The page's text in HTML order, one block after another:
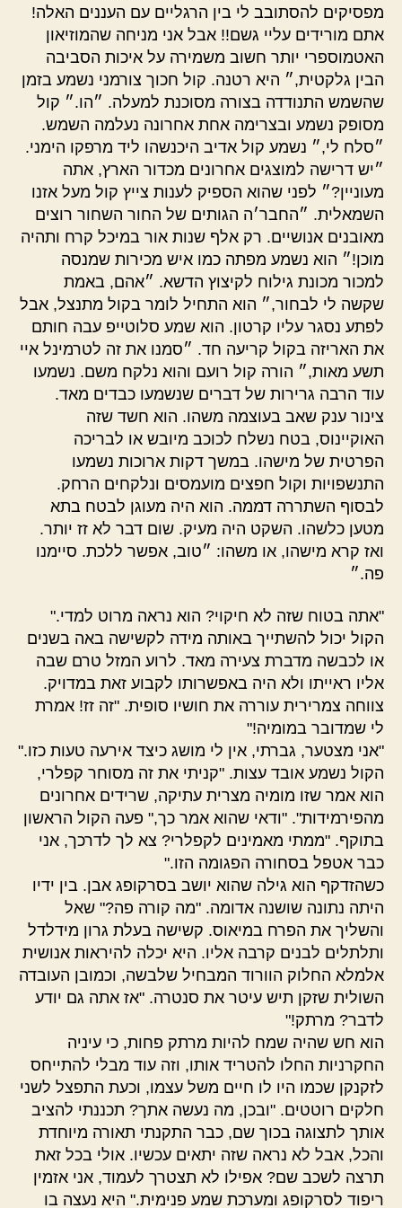
מפסיקים להסתובב לי בין הרגליים עם העננים האלה!
אתם מורידים עליי גשם!! אבל אני מניחה שהמוזיאון
האטמוספרי יותר חשוב משמירה על איכות הסביבה
הבין גלקטית,״ היא רטנה. קול חכוך צורמני נשמע בזמן
שהשמש התנודדה בצורה מסוכנת למעלה. ״הו.״ קול
מסופק נשמע ובצרימה אחת אחרונה נעלמה השמש.
״סלח לי,״ נשמע קול אדיב היכנשהו ליד מרפקו הימני.
״יש דרישה למוצגים אחרונים מכדור הארץ, אתה
מעוניין?״ לפני שהוא הספיק לענות צייץ קול מעל אזנו
השמאלית. ״החבר׳ה הגותים של החור השחור רוצים
מאובנים אנושיים. רק אלף שנות אור במיכל קרח ותהיה
מוכן!״ הוא נשמע מפתה כמו איש מכירות שמנסה
למכור מכונת גילוח לקיצוץ הדשא. ״אהם, באמת
שקשה לי לבחור,״ הוא התחיל לומר בקול מתנצל, אבל
לפתע נסגר עליו קרטון. הוא שמע סלוטייפ עבה חותם
את האריזה בקול קריעה חד. ״סמנו את זה לטרמינל איי
תשע מאות,״ הורה קול רועם והוא נלקח משם. נשמעו
עוד הרבה גרירות של דברים שנשמעו כבדים מאד.
צינור ענק שאב בעוצמה משהו. הוא חשד שזה
האוקיינוס, בטח נשלח לכוכב מיובש או לבריכה
הפרטית של מישהו. במשך דקות ארוכות נשמעו
התנשפויות וקול חפצים מועמסים ונלקחים הרחק.
לבסוף השתררה דממה. הוא היה מעוגן לבטח בתא
מטען כלשהו. השקט היה מעיק. שום דבר לא זז יותר.
ואז קרא מישהו, או משהו: ״טוב, אפשר ללכת. סיימנו
פה.״
"אתה בטוח שזה לא חיקוי? הוא נראה מרוט למדי."
הקול יכול להשתייך באותה מידה לקשישה באה בשנים
או לכבשה מדברת צעירה מאד. לרוע המזל טרם שבה
אליו ראייתו ולא היה באפשרותו לקבוע זאת במדויק.
צווחה צמרירית עוררה את חושיו סופית. "זה זז! אמרת
לי שמדובר במומיה!"
"אני מצטער, גברתי, אין לי מושג כיצד אירעה טעות כזו."
הקול נשמע אובד עצות. "קניתי את זה מסוחר קפלרי,
הוא אמר שזו מומיה מצרית עתיקה, שרידים אחרונים
מהפירמידות". "ודאי שהוא אמר כך," פעה הקול הראשון
בתוקף. "ממתי מאמינים לקפלרי? צא לך לדרכך, אני
כבר אטפל בסחורה הפגומה הזו."
כשהזדקף הוא גילה שהוא יושב בסרקופג אבן. בין ידיו
היתה נתונה שושנה אדומה. "מה קורה פה?" שאל
והשליך את הפרח במיאוס. קשישה בעלת גרון מידלדל
ותלתלים לבנים קרבה אליו. היא יכלה להיראות אנושית
אלמלא החלוק הוורוד המבחיל שלבשה, וכמובן העובדה
השולית שזקן תיש עיטר את סנטרה. "אז אתה גם יודע
לדבר? מרתק!"
הוא חש שהיה שמח להיות מרתק פחות, כי עיניה
החקרניות החלו להטריד אותו, וזה עוד מבלי להתייחס
לזקנקן שכמו היו לו חיים משל עצמו, וכעת התפצל לשני
חלקים רוטטים. "ובכן, מה נעשה אתך? תכננתי להציב
אותך לתצוגה בכוך שם, כבר התקנתי תאורה מיוחדת
והכל, אבל לא נראה שזה יתאים עכשיו. אולי בכל זאת
תרצה לשכב שם? אפילו לא תצטרך לעמוד, אני אזמין
ריפוד לסרקופג ומערכת שמע פנימית." היא נעצה בו